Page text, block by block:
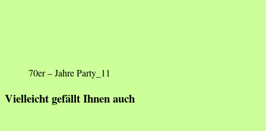
70er – Jahre Party_11
Vielleicht gefällt Ihnen auch